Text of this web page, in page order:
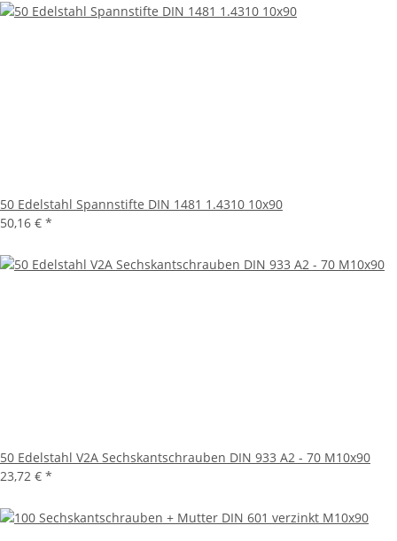
50 Edelstahl Spannstifte DIN 1481 1.4310 10x90
50,16 € *
50 Edelstahl V2A Sechskantschrauben DIN 933 A2 - 70 M10x90
23,72 € *